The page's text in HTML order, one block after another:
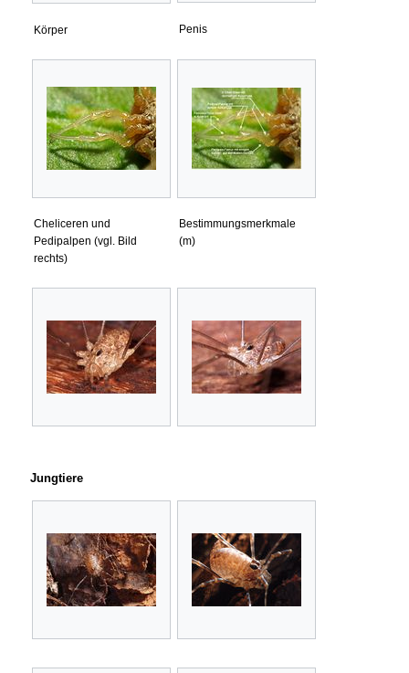
Körper Penis
Cheliceren und
Pedipalpen (vgl. Bild
rechts)
Bestimmungsmerkmale
(m)
Jungtiere